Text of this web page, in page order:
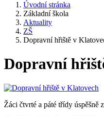
Úvodní stránka
Základní škola
Aktuality
ZŠ
Dopravní hřiště v
Dopravní
Žáci čtvrté a páté třídy úspěšně